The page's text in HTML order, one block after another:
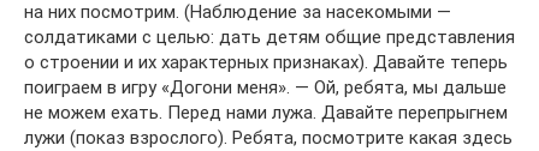
на них посмотрим. (Наблюдение за насекомыми —
солдатиками с целью: дать детям общие представления
о строении и их характерных признаках). Давайте теперь
поиграем в игру «Догони меня». — Ой, ребята, мы дальше
не можем ехать. Перед нами лужа. Давайте перепрыгнем
лужи (показ взрослого). Ребята, посмотрите какая здесь